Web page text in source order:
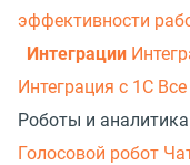
эффективности
Интеграции
Интеграция с 1С
Роботы и аналитика
Голосовой робот